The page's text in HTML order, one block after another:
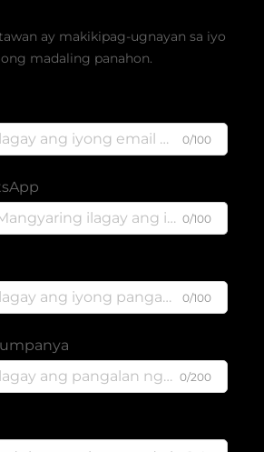
ay makikipag-ugnayan sa iyo
madaling panahon.
0/100
0/100
0/100
0/200